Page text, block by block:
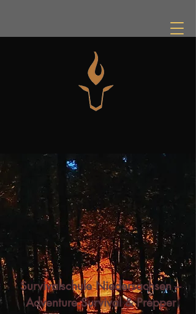
Survivalschule Niedersachsen –
Adventure.Survival & Prepper